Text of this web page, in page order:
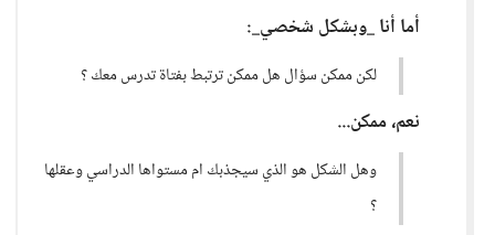
أما أنا _وبشكل شخصي_:
لكن ممكن سؤال هل ممكن ترتبط بفتاة تدرس معك ؟
نعم، ممكن...
وهل الشكل هو الذي سيجذبك ام مستواها الدراسي وعقلها
؟